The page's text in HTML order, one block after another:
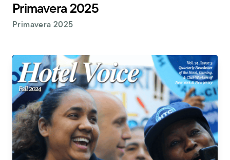
Primavera 2025
Primavera 2025